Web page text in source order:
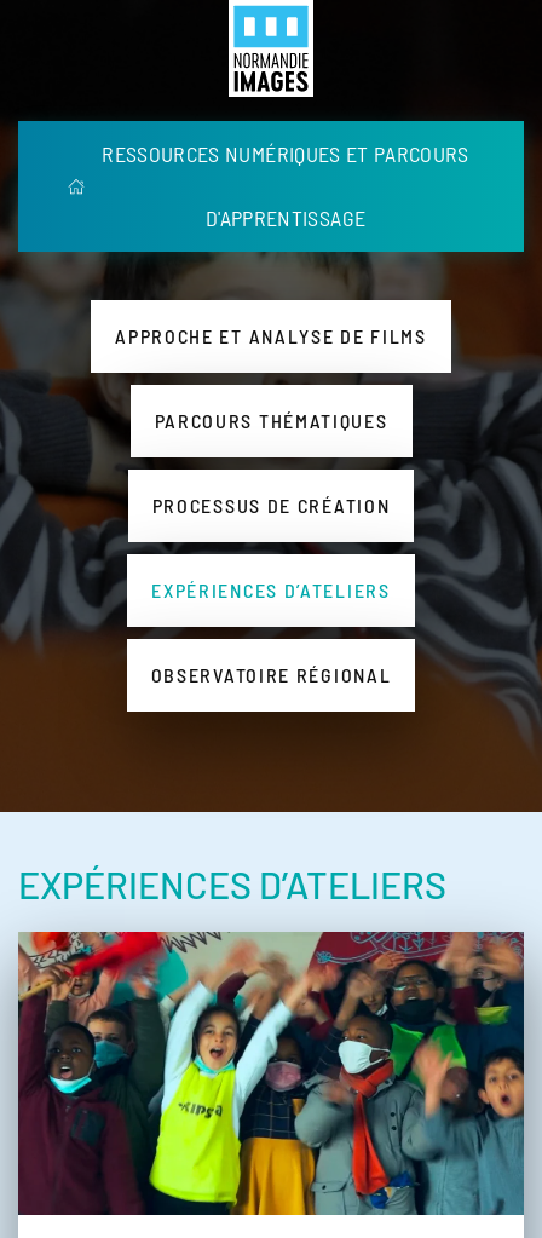
RESSOURCES NUMÉRIQUES ET PARCOURS
D'APPRENTISSAGE
APPROCHE ET ANALYSE DE FILMS
PARCOURS THÉMATIQUES
PROCESSUS DE CRÉATION
EXPÉRIENCES D’ATELIERS
OBSERVATOIRE RÉGIONAL
EXPÉRIENCES D’ATELIERS
Panneau de gestion des cookies